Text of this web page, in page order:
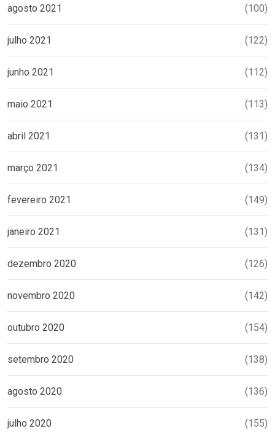
agosto 2021 (100)
julho 2021 (122)
junho 2021 (112)
maio 2021 (113)
abril 2021 (131)
março 2021 (134)
fevereiro 2021 (149)
janeiro 2021 (131)
dezembro 2020 (126)
novembro 2020 (142)
outubro 2020 (154)
setembro 2020 (138)
agosto 2020 (136)
julho 2020 (155)